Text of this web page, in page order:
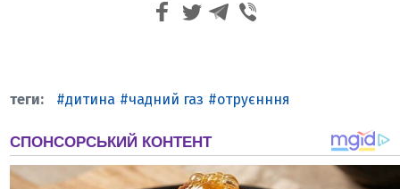
дитина чадний газ отруєнння